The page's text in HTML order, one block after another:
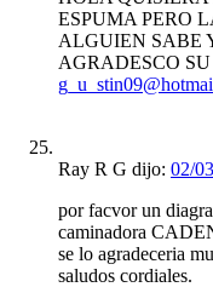
ESPUMA PERO
ALGUIEN SABE
AGRADESCO
Ray R G dijo: 02/
por facvor un
caminadora
se lo agradeceria
saludos cordiales.